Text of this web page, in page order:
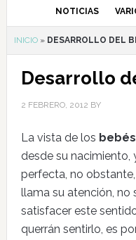
NOTICIAS
INICIO» DESARROLLO DEL
Desarrollo
2 FEBRERO, 2012 BY
La vista de los bebés
desde su nacimiento,
perfecta, no
llama su atención,
satisfacer este
querrán sentirlo, es